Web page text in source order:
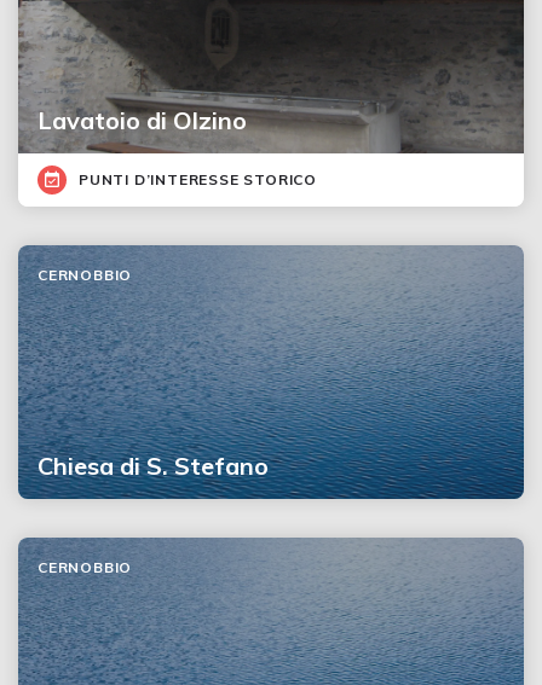
Lavatoio di Olzino
PUNTI D’INTERESSE STORICO
Chiesa di S. Stefano
CERNOBBIO
CERNOBBIO